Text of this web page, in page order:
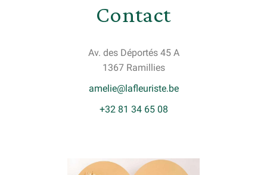
Contact
Av. des Déportés 45 A
1367 Ramillies
amelie@lafleuriste.be
+32 81 34 65 08